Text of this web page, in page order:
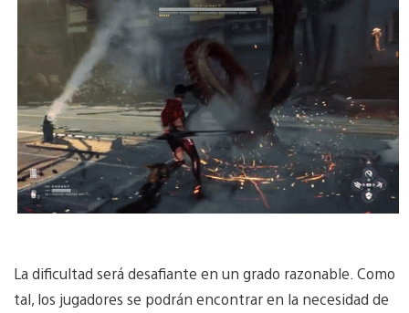
La dificultad será desafiante en un grado razonable. Como
tal, los jugadores se podrán encontrar en la necesidad de